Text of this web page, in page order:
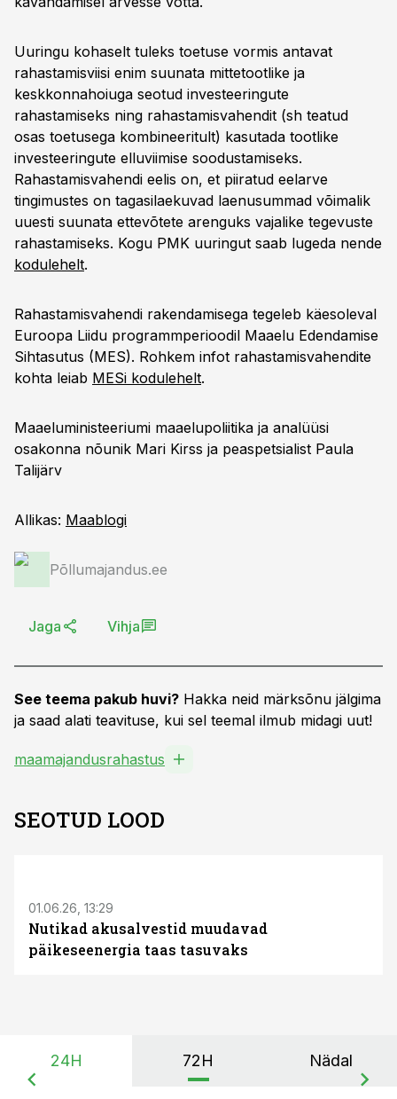
Uuringu kohaselt tuleks toetuse vormis antavat
rahastamisviisi enim suunata mittetootlike ja
keskkonnahoiuga seotud investeeringute
rahastamiseks ning rahastamisvahendit (sh teatud
osas toetusega kombineeritult) kasutada tootlike
investeeringute elluviimise soodustamiseks.
Rahastamisvahendi eelis on, et piiratud eelarve
tingimustes on tagasilaekuvad laenusummad võimalik
uuesti suunata ettevõtete arenguks vajalike tegevuste
rahastamiseks. Kogu PMK uuringut saab lugeda nende
kodulehelt.
Rahastamisvahendi rakendamisega tegeleb käesoleval
Euroopa Liidu programmperioodil Maaelu Edendamise
Sihtasutus (MES). Rohkem infot rahastamisvahendite
kohta leiab MESi kodulehelt.
Maaeluministeeriumi maaelupoliitika ja analüüsi
osakonna nõunik Mari Kirss ja peaspetsialist Paula
Talijärv
Allikas: Maablogi
Põllumajandus.ee
Jaga Vihja
See teema pakub huvi? Hakka neid märksõnu jälgima
ja saad alati teavituse, kui sel teemal ilmub midagi uut!
maamajandusrahastus
SEOTUD LOOD
01.06.26, 13:29
Nutikad akusalvestid muudavad
päikeseenergia taas tasuvaks
24H 72H Nädal